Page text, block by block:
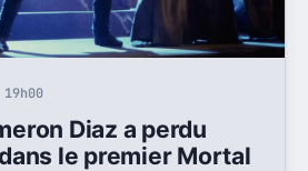
Diaz a perdu
le premier Mortal